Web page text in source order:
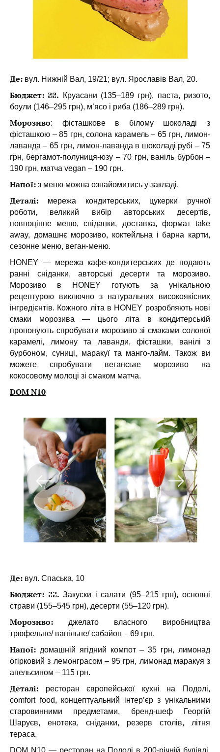
Де: вул. Нижній Вал, 19/21; вул. Ярославів Вал, 20.
Бюджет: ₴₴. Круасани (135–189 грн), паста, ризото,
боули (146–295 грн), м’ясо і риба (186–289 грн).
Морозиво: фісташкове в білому шоколаді з
фісташкою – 85 грн, солона карамель – 65 грн, лимон-
лаванда – 65 грн, лимон-лаванда в шоколаді рубі – 75
грн, бергамот-полуниця-юзу – 70 грн, ваніль бурбон –
190 грн, матча vegan – 190 грн.
Напої: з меню можна ознайомитись у закладі.
Деталі: мережа кондитерських, цукерки ручної
роботи, великий вибір авторських десертів,
повноцінне меню, сніданки, доставка, формат take
away, домашнє морозиво, коктейльна і барна карти,
сезонне меню, веган-меню.
HONEY — мережа кафе-кондитерських де подають
ранні сніданки, авторські десерти та морозиво.
Морозиво в HONEY готують за унікальною
рецептурою виключно з натуральних високоякісних
інгредієнтів. Кожного літа в HONEY розробляють нові
смаки морозива — цього літа в кондитерській
пропонують спробувати морозиво зі смаками солоної
карамелі, лимону та лаванди, фісташки, ванілі з
бурбоном, суниці, маракуї та манго-лайм. Також ви
можете спробувати веганське морозиво на
кокосовому молоці зі смаком матча.
DOM N10
Де: вул. Спаська, 10
Бюджет: ₴₴. Закуски і салати (95–215 грн), основні
страви (155–545 грн), десерти (55–120 грн).
Морозиво: джелато власного виробництва
трюфельне/ ванільне/ сабайон – 69 грн.
Напої: домашній ягідний компот – 35 грн, лимонад
огірковий з лемонграсом – 95 грн, лимонад маракуя з
апельсином – 115 грн.
Деталі: ресторан європейської кухні на Подолі,
comfort food, концептуальний інтер’єр з унікальними
старовинними предметами, бренд-шеф Георгій
Шаруєв, енотека, сніданки, резерв столів, літня
тераса.
DOM N10 — ресторан на Подолі в 200-річній будівлі,